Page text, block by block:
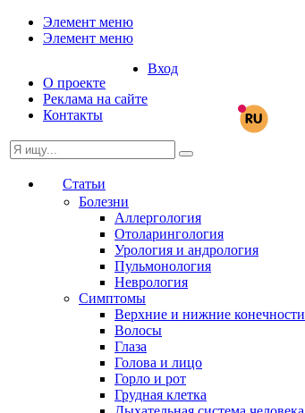
Элемент меню
Элемент меню
О проекте
Реклама на сайте
Контакты
Вход
Статьи
Болезни
Аллергология
Отоларингология
Урология и андрология
Пульмонология
Неврология
Симптомы
Верхние и нижние конечности
Волосы
Глаза
Голова и лицо
Горло и рот
Грудная клетка